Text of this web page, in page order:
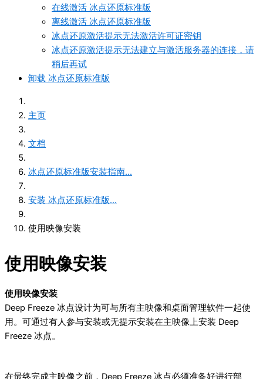
在线激活 冰点还原标准版
离线激活 冰点还原标准版
冰点还原激活提示无法激活许可证密钥
冰点还原激活提示无法建立与激活服务器的连接，请
稍后再试
卸载 冰点还原标准版
主页
文档
冰点还原标准版安装指南...
安装 冰点还原标准版...
使用映像安装
使用映像安装
使⽤映像安装
Deep Freeze 冰点设计为可与所有主映像和桌面管理软件⼀起使
用。可通过有人参与安装或无提示安装在主映像上安装 Deep
Freeze 冰点。
在最终完成主映像之前，Deep Freeze 冰点必须准备好进⾏部